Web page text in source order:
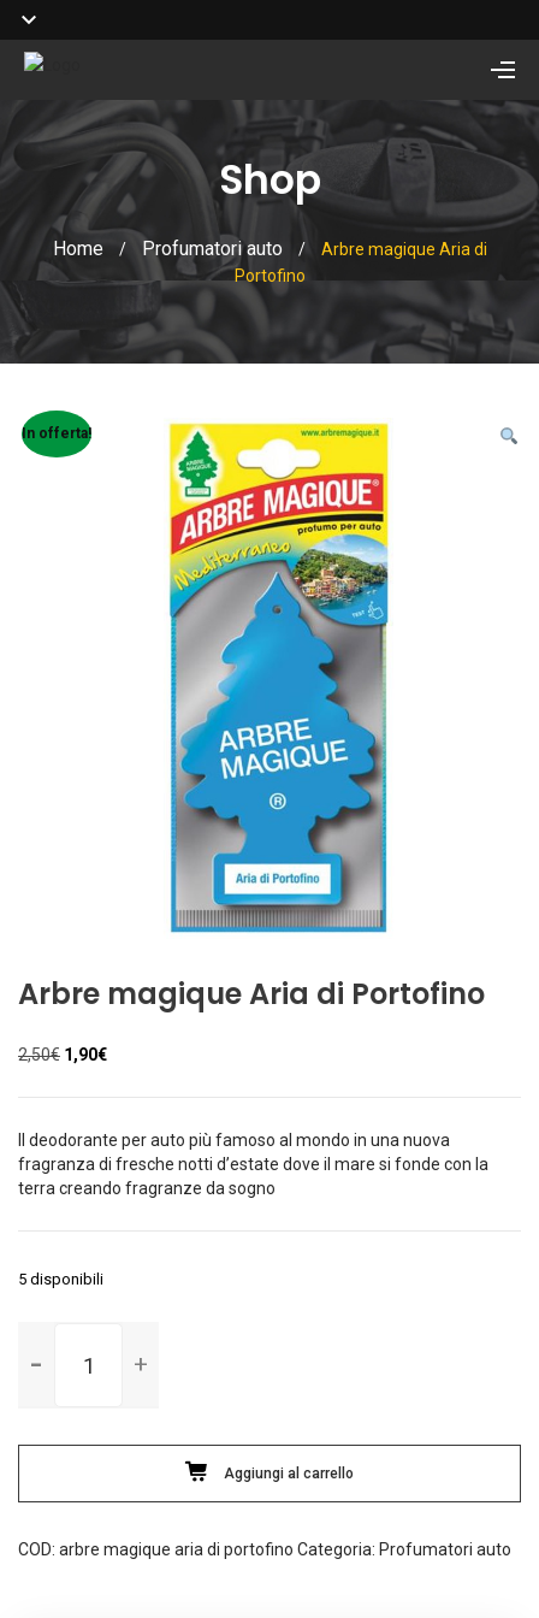
Shop
Home / Profumatori auto /
Arbre magique Aria di
Portofino
In offerta!
Arbre magique Aria di Portofino
2,50€ Il
originale
2,50€.
1,90€Il
attuale
1,90€.
Il deodorante per auto più famoso al mondo in una nuova
fragranza di fresche notti d’estate dove il mare si fonde con la
terra creando fragranze da sogno
5 disponibili
magique
Portofino
Aggiungi al carrello
COD: arbre magique aria di portofino Categoria: Profumatori auto